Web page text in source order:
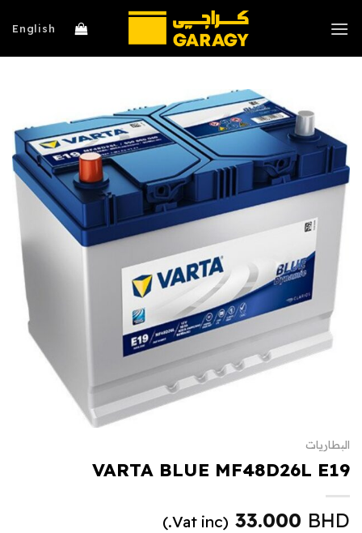
للمحتوى
English
البطاريات
VARTA BLUE MF48D26L E19
33.000 BHD
(Vat inc.)